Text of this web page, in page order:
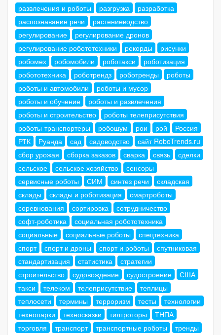
развлечения и роботы
разгрузка
разработка
распознавание речи
растениеводство
регулирование
регулирование дронов
регулирование робототехники
рекорды
рисунки
робомех
робомобили роботакси
роботизация
робототехника
роботрендз роботренды
роботы
роботы и автомобили
роботы и мусор
роботы и обучение
роботы и развлечения
роботы и строительство
роботы телеприсутствия
роботы-транспортеры
робошум рои рой
Россия
РТК
Руанда сад садоводство
сайт RoboTrends.ru
сбор урожая
сборка заказов сварка связь
сделки
сельское
сельское хозяйство
сенсоры
сервисные роботы
СИМ синтез речи
складская
склады
склады и роботизация
смартроботы
соревнования
сортировка
сотрудничество
софт-роботика
социальная робототехника
социальные
социальные роботы
спецтехника
спорт
спорт и дроны спорт и роботы
спутниковая
стандартизация
статистика
стратегии
строительство
судовождение судостроение
США
такси
телеком телеприсутствие
теплицы
теплосети
термины терроризм тесты
технологии
технопарки
техносказки тилтроторы
ТНПА
торговля
транспорт транспортные роботы
тренды